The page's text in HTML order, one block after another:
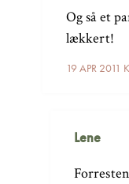
19 APR 2011
Og så et
lækkert!
Lene